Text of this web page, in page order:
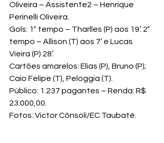
Oliveira – Assistente2 – Henrique
Perinelli Oliveira.
Gols: 1º tempo – Tharlles (P) aos 19’. 2º
tempo – Allison (T) aos 7’ e Lucas
Vieira (P) 28’.
Cartões amarelos: Elias (P), Bruno (P);
Caio Felipe (T), Peloggia (T).
Público: 1.237 pagantes – Renda: R$
23.000,00.
Fotos: Victor Cônsoli/EC Taubaté.